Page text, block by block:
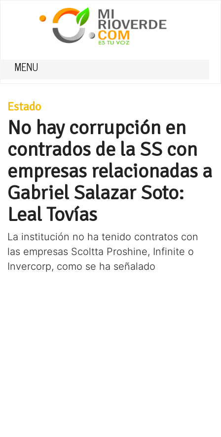
MENU
Estado
No hay corrupción en
contrados de la SS con
empresas relacionadas a
Gabriel Salazar Soto:
Leal Tovías
La institución no ha tenido contratos con
las empresas Scoltta Proshine, Infinite o
Invercorp, como se ha señalado